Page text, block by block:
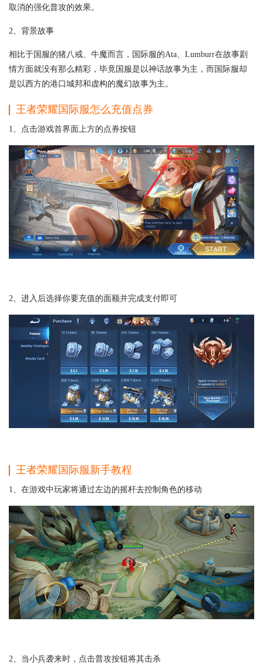
取消的强化普攻的效果。
2、背景故事
相比于国服的猪八戒、牛魔而言，国际服的Ata、Lumburr在故事剧
情方面就没有那么精彩，毕竟国服是以神话故事为主，而国际服却
是以西方的港口城邦和虚构的魔幻故事为主。
王者荣耀国际服怎么充值点券
1、点击游戏首界面上方的点券按钮
2、进入后选择你要充值的面额并完成支付即可
王者荣耀国际服新手教程
1、在游戏中玩家将通过左边的摇杆去控制角色的移动
2、当小兵袭来时，点击普攻按钮将其击杀